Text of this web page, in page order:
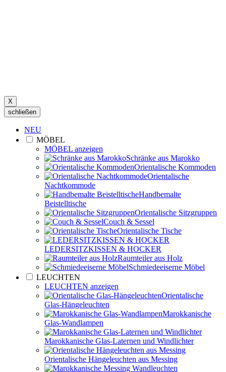
X
schließen
NEU
MÖBEL
MÖBEL anzeigen
Schränke aus Marokko
Orientalische Kommoden
Orientalische
Nachtkommode
Handbemalte
Beistelltische
Orientalische Sitzgruppen
Couch & Sessel
Orientalische Tische
LEDERSITZKISSEN & HOCKER
Raumteiler aus Holz
Schmiedeeiserne Möbel
LEUCHTEN
LEUCHTEN anzeigen
Orientalische
Glas-Hängeleuchten
Marokkanische
Glas-Wandlampen
Marokkanische Glas-Laternen und Windlichter
Orientalische Hängeleuchten aus Messing